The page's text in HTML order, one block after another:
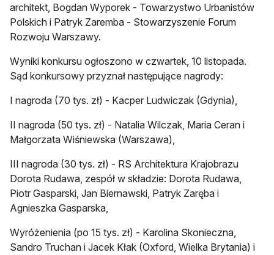
architekt, Bogdan Wyporek - Towarzystwo Urbanistów
Polskich i Patryk Zaremba - Stowarzyszenie Forum
Rozwoju Warszawy.
Wyniki konkursu ogłoszono w czwartek, 10 listopada.
Sąd konkursowy przyznał następujące nagrody:
I nagroda (70 tys. zł) - Kacper Ludwiczak (Gdynia),
II nagroda (50 tys. zł) - Natalia Wilczak, Maria Ceran i
Małgorzata Wiśniewska (Warszawa),
III nagroda (30 tys. zł) - RS Architektura Krajobrazu
Dorota Rudawa, zespół w składzie: Dorota Rudawa,
Piotr Gasparski, Jan Biernawski, Patryk Zaręba i
Agnieszka Gasparska,
Wyróżenienia (po 15 tys. zł) - Karolina Skonieczna,
Sandro Truchan i Jacek Kłak (Oxford, Wielka Brytania) i